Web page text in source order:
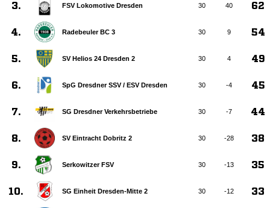
3. FSV Lokomotive Dresden 30 40 62
4. Radebeuler BC 3 30 9 54
5. SV Helios 24 Dresden 2 30 4 49
6. SpG Dresdner SSV /​ ESV Dresden 30 -4 45
7. SG Dresdner Verkehrsbetriebe 30 -7 44
8. SV Eintracht Dobritz 2 30 -28 38
9. Serkowitzer FSV 30 -13 35
10. SG Einheit Dresden-Mitte 2 30 -12 33